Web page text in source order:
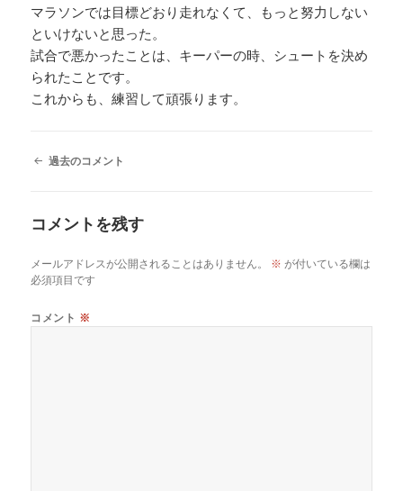
マラソンでは目標どおり走れなくて、もっと努力しない
といけないと思った。
試合で悪かったことは、キーパーの時、シュートを決め
られたことです。
これからも、練習して頑張ります。
コ
ナ
ゲ
ー
シ
ン
過去のコメント
コメントを残す
メールアドレスが公開されることはありません。 ※ が付いている欄は
必須項目です
コメント ※